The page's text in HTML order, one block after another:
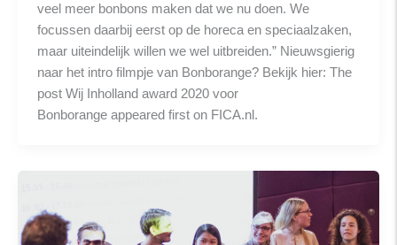
veel meer bonbons maken dat we nu doen. We
focussen daarbij eerst op de horeca en speciaalzaken,
maar uiteindelijk willen we wel uitbreiden.” Nieuwsgierig
naar het intro filmpje van Bonborange? Bekijk hier: The
post Wij Inholland award 2020 voor
Bonborange appeared first on FICA.nl.